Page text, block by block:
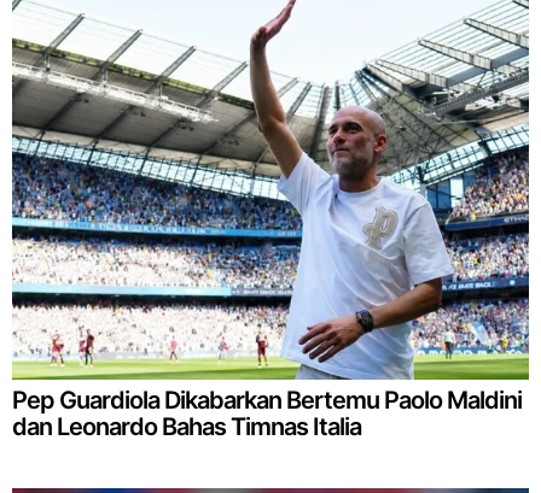
Pep Guardiola Dikabarkan Bertemu Paolo Maldini
dan Leonardo Bahas Timnas Italia